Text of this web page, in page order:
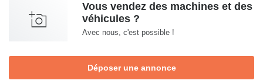
Vous vendez des machines et des
véhicules ?
Avec nous, c'est possible !
Déposer une annonce